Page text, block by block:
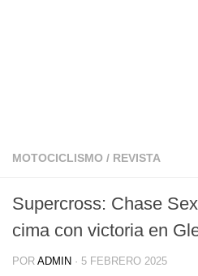
MOTOCICLISMO / REVISTA
Supercross: Chase
cima con victoria en
POR ADMIN · 5 FEBRERO 2025